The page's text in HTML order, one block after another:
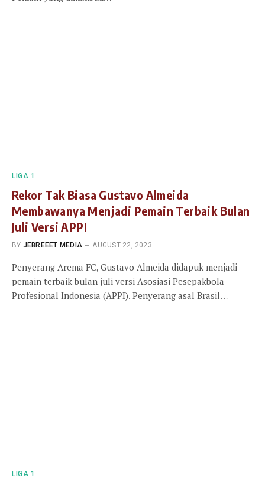
LIGA 1
Rekor Tak Biasa Gustavo Almeida
Membawanya Menjadi Pemain Terbaik Bulan
Juli Versi APPI
BY JEBREEET MEDIA AUGUST 22, 2023
Penyerang Arema FC, Gustavo Almeida didapuk menjadi
pemain terbaik bulan juli versi Asosiasi Pesepakbola
Profesional Indonesia (APPI). Penyerang asal Brasil…
LIGA 1